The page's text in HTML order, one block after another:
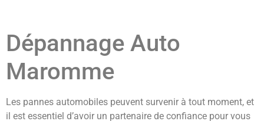
Dépannage Auto
Maromme
Les pannes automobiles peuvent survenir à tout moment, et
il est essentiel d’avoir un partenaire de confiance pour vous